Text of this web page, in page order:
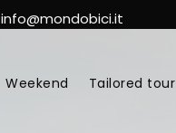
info@mondobici.it
Weekend Tailored tour